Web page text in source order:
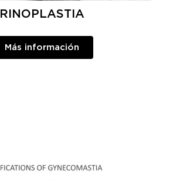
RINOPLASTIA
Más información